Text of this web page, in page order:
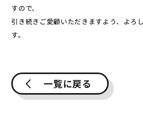
すので、
引き続きご愛顧いただきますよう、よろ
す。
一覧に戻る